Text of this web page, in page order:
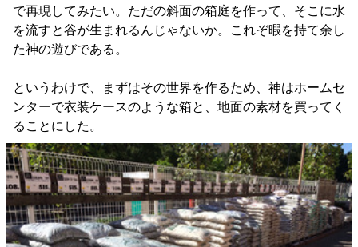
で再現してみたい。ただの斜面の箱庭を作って、そこに水
を流すと谷が生まれるんじゃないか。これぞ暇を持て余し
た神の遊びである。
というわけで、まずはその世界を作るため、神はホームセ
ンターで衣装ケースのような箱と、地面の素材を買ってく
ることにした。